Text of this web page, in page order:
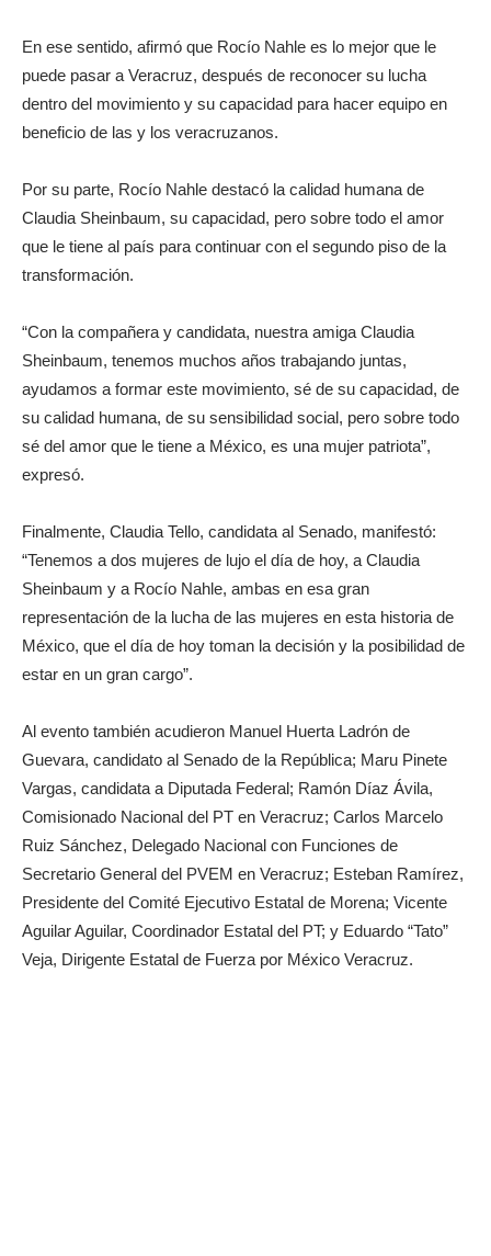
En ese sentido, afirmó que Rocío Nahle es lo mejor que le
puede pasar a Veracruz, después de reconocer su lucha
dentro del movimiento y su capacidad para hacer equipo en
beneficio de las y los veracruzanos.
Por su parte, Rocío Nahle destacó la calidad humana de
Claudia Sheinbaum, su capacidad, pero sobre todo el amor
que le tiene al país para continuar con el segundo piso de la
transformación.
“Con la compañera y candidata, nuestra amiga Claudia
Sheinbaum, tenemos muchos años trabajando juntas,
ayudamos a formar este movimiento, sé de su capacidad, de
su calidad humana, de su sensibilidad social, pero sobre todo
sé del amor que le tiene a México, es una mujer patriota”,
expresó.
Finalmente, Claudia Tello, candidata al Senado, manifestó:
“Tenemos a dos mujeres de lujo el día de hoy, a Claudia
Sheinbaum y a Rocío Nahle, ambas en esa gran
representación de la lucha de las mujeres en esta historia de
México, que el día de hoy toman la decisión y la posibilidad de
estar en un gran cargo”.
Al evento también acudieron Manuel Huerta Ladrón de
Guevara, candidato al Senado de la República; Maru Pinete
Vargas, candidata a Diputada Federal; Ramón Díaz Ávila,
Comisionado Nacional del PT en Veracruz; Carlos Marcelo
Ruiz Sánchez, Delegado Nacional con Funciones de
Secretario General del PVEM en Veracruz; Esteban Ramírez,
Presidente del Comité Ejecutivo Estatal de Morena; Vicente
Aguilar Aguilar, Coordinador Estatal del PT; y Eduardo “Tato”
Veja, Dirigente Estatal de Fuerza por México Veracruz.